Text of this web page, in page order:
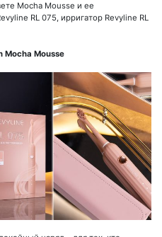
Mocha Mousse и ее
RL 075, ирригатор Revyline RL
Mocha Mousse